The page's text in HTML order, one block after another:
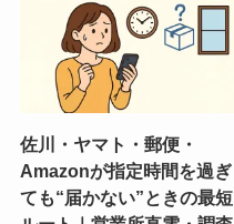
佐川・ヤマト・郵便・
Amazonが指定時間を過ぎ
ても“届かない”ときの最短